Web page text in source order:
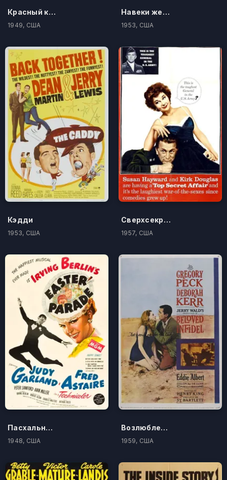
Красный каньон
1949, США
Навеки женщина
1953, США
Кэдди
1953, США
Сверхсекретное дело
1957, США
Пасхальный парад
1948, США
Возлюбленный язычник
1959, США